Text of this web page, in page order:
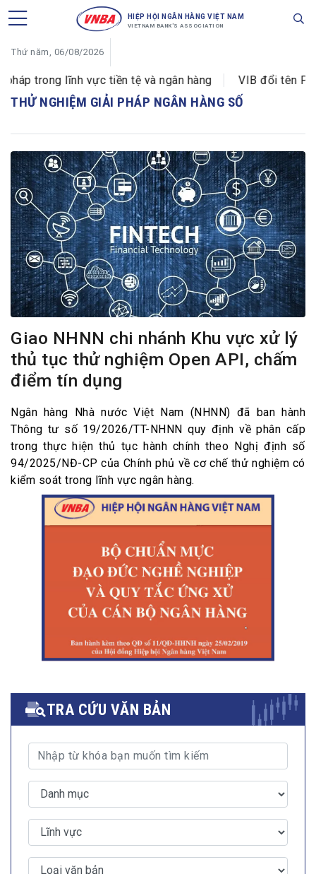
HIỆP HỘI NGÂN HÀNG VIỆT NAM
VIETNAM BANK'S ASSOCIATION
Thứ năm, 06/08/2026
trong lĩnh vực tiền tệ và ngân hàng VIB đổi tên
THỬ NGHIỆM GIẢI PHÁP NGÂN HÀNG SỐ
Giao NHNN chi nhánh Khu vực xử lý
thủ tục thử nghiệm Open API, chấm
điểm tín dụng
Ngân hàng Nhà nước Việt Nam (NHNN) đã ban hành
Thông tư số 19/2026/TT-NHNN quy định về phân cấp
trong thực hiện thủ tục hành chính theo Nghị định số
94/2025/NĐ-CP của Chính phủ về cơ chế thử nghiệm có
kiểm soát trong lĩnh vực ngân hàng.
TRA CỨU VĂN BẢN